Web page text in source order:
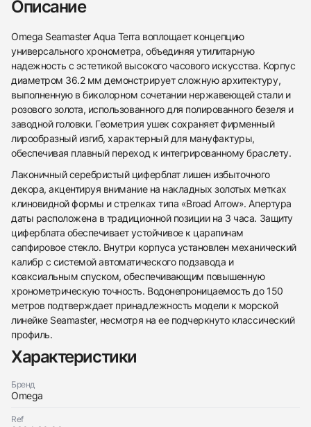
438
285
145
142
205
204
195
150
6
Описание
Omega Seamaster Aqua Terra воплощает концепцию
универсального хронометра, объединяя утилитарную
надежность с эстетикой высокого часового искусства. Корпус
диаметром 36.2 мм демонстрирует сложную архитектуру,
выполненную в биколорном сочетании нержавеющей стали и
розового золота, использованного для полированного безеля и
заводной головки. Геометрия ушек сохраняет фирменный
лирообразный изгиб, характерный для мануфактуры,
обеспечивая плавный переход к интегрированному браслету.
Лаконичный серебристый циферблат лишен избыточного
декора, акцентируя внимание на накладных золотых метках
клиновидной формы и стрелках типа «Broad Arrow». Апертура
даты расположена в традиционной позиции на 3 часа. Защиту
циферблата обеспечивает устойчивое к царапинам
сапфировое стекло. Внутри корпуса установлен механический
калибр с системой автоматического подзавода и
коаксиальным спуском, обеспечивающим повышенную
хронометрическую точность. Водонепроницаемость до 150
метров подтверждает принадлежность модели к морской
линейке Seamaster, несмотря на ее подчеркнуто классический
профиль.
Характеристики
Бренд
Omega
Ref
Заказать эти часы
Оставьте ваши контактные данные и мы свяжемся